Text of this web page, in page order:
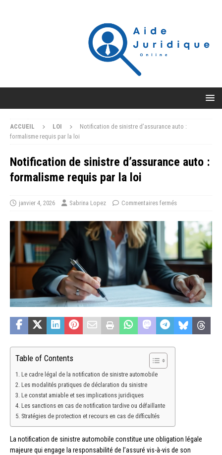
ACCUEIL LOI
Notification de sinistre d’assurance auto :
formalisme requis par la loi
Notification de sinistre d’assurance auto :
formalisme requis par la loi
janvier 4, 2026 Sabrina Lopez Commentaires fermés
Table of Contents
Le cadre légal de la notification de sinistre automobile
Les modalités pratiques de déclaration du sinistre
Le constat amiable et ses implications juridiques
Les sanctions en cas de notification tardive ou défaillante
Stratégies de protection et recours en cas de difficultés
La notification de sinistre automobile constitue une obligation légale
majeure qui engage la responsabilité de l’assuré vis-à-vis de son